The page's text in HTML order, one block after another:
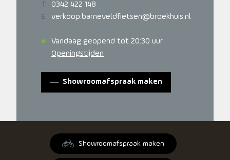
0342 422 148
verkoop.barneveldfietsen@broekhuis.nl
Vandaag geopend tot 20:30 uur
Openingstijden
Showroomafspraak maken
Showroomafspraak maken